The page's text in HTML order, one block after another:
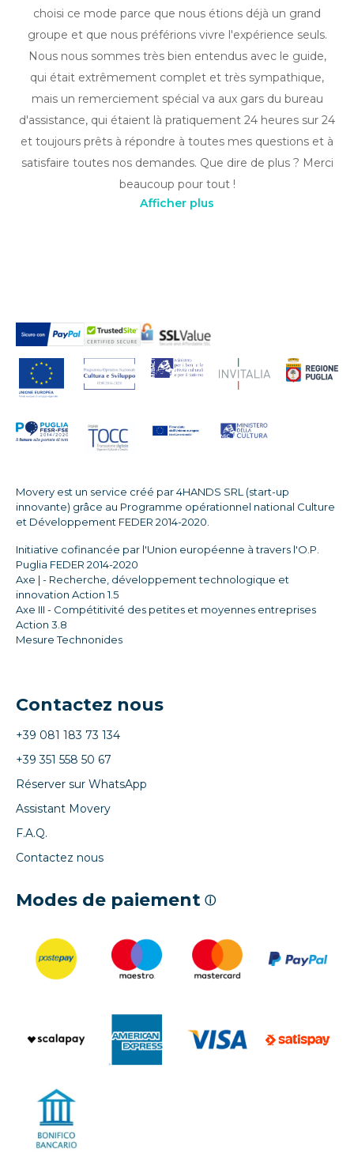
choisi ce mode parce que nous étions déjà un grand
groupe et que nous préférions vivre l'expérience seuls.
Nous nous sommes très bien entendus avec le guide,
qui était extrêmement complet et très sympathique,
mais un remerciement spécial va aux gars du bureau
d'assistance, qui étaient là pratiquement 24 heures sur 24
et toujours prêts à répondre à toutes mes questions et à
satisfaire toutes nos demandes. Que dire de plus ? Merci
beaucoup pour tout !
Afficher plus
Movery est un service créé par 4HANDS SRL (start-up
innovante) grâce au Programme opérationnel national Culture
et Développement FEDER 2014-2020.
Initiative cofinancée par l'Union européenne à travers l'O.P.
Puglia FEDER 2014-2020
Axe | - Recherche, développement technologique et
innovation Action 1.5
Axe III - Compétitivité des petites et moyennes entreprises
Action 3.8
Mesure Technonides
Contactez nous
+39 081 183 73 134
+39 351 558 50 67
Réserver sur WhatsApp
Assistant Movery
F.A.Q.
Contactez nous
Modes de paiement ⓘ